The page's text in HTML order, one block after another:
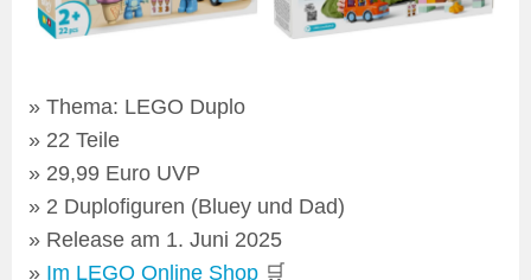
Thema: LEGO Duplo
22 Teile
29,99 Euro UVP
2 Duplofiguren (Bluey und Dad)
Release am 1. Juni 2025
Im LEGO Online Shop 🛒